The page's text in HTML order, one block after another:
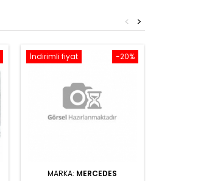
>
<
-20%
İndirimli fiyat
MARKA: MERCEDES